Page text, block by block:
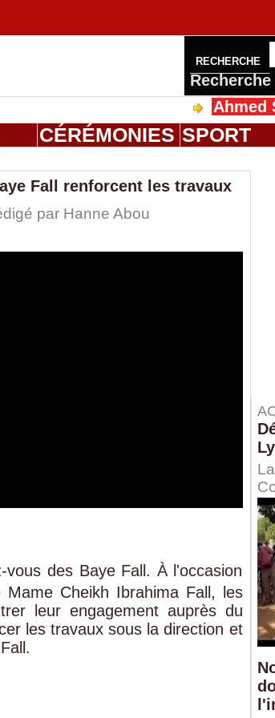
RECHERCHE
Ahmed
CÉRÉMONIES SPORT
Fall renforcent les travaux
par Hanne Abou
des Baye Fall. À l'occasion
Cheikh Ibrahima Fall, les
leur engagement auprès du
les travaux sous la direction et